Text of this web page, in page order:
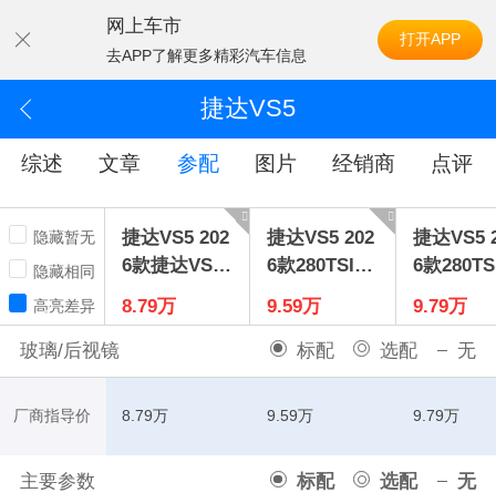
网上车市
去APP了解更多精彩汽车信息
打开APP
捷达VS5
综述 文章 参配 图片 经销商 点评
隐藏暂无
隐藏相同
高亮差异
捷达VS5 202
6款捷达VS52
80TSI手动先
锋版
8.79万
捷达VS5 202
6款280TSI手
动悦享版
9.59万
捷达VS5
6款
动好运
版
9.79万
玻璃/后视镜 标配 选配 无
厂商指导价
主要参数 标配 选配 无
8.79万 9.59万 9.79万